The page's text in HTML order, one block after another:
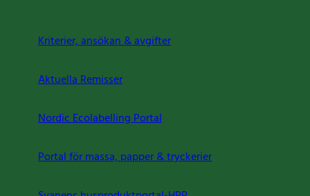
Kriterier, ansökan & avgifter
Aktuella Remisser
Nordic Ecolabelling Portal
Portal för massa, papper & tryckerier